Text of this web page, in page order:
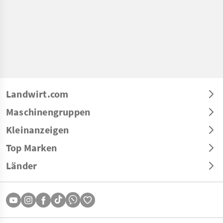
Landwirt.com
Maschinengruppen
Kleinanzeigen
Top Marken
Länder